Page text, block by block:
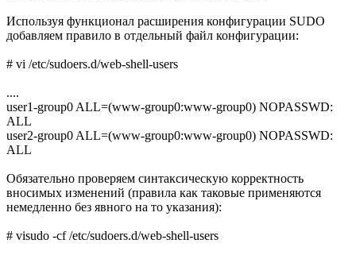
Используя функционал расширения конфигурации SUDO
добавляем правило в отдельный файл конфигурации:
# vi /etc/sudoers.d/web-shell-users
....
user1-group0 ALL=(www-group0:www-group0) NOPASSWD:
ALL
user2-group0 ALL=(www-group0:www-group0) NOPASSWD:
ALL
Обязательно проверяем синтаксическую корректность
вносимых изменений (правила как таковые применяются
немедленно без явного на то указания):
# visudo -cf /etc/sudoers.d/web-shell-users